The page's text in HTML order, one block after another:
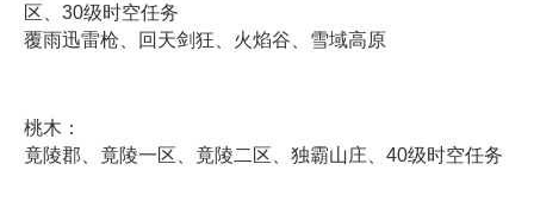
区、30级时空任务
覆雨迅雷枪、回天剑狂、火焰谷、雪域高原
桃木：
竟陵郡、竟陵一区、竟陵二区、独霸山庄、40级时空任务